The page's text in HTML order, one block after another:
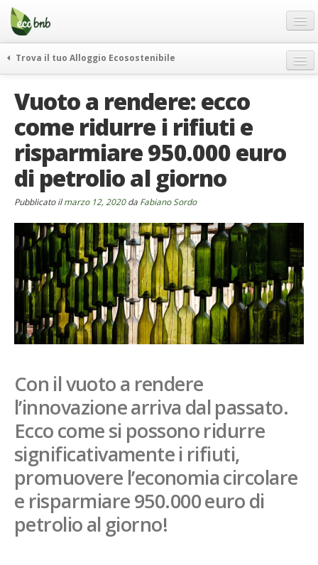
Menu
Salta
contenuto
Offerte Speciali
Regali
FAQ
Chi Siamo
Partner
Contatti
Italiano
German
English
Spanish
French
Trova il tuo Alloggio Ecosostenibile
itinerari
curiosità
vivere e viaggiare verde
news ed eventi
ecohotel
Vuoto a rendere: ecco
come ridurre i rifiuti e
risparmiare 950.000 euro
di petrolio al giorno
Pubblicato ilmarzo 12, 2020da Fabiano Sordo
Con il vuoto a rendere
l’innovazione arriva dal passato.
Ecco come si possono ridurre
significativamente i rifiuti,
promuovere l’economia circolare
e risparmiare 950.000 euro di
petrolio al giorno!